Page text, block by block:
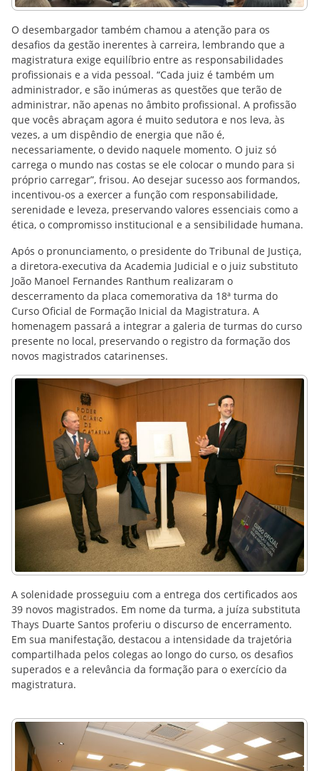
O desembargador também chamou a atenção para os
desafios da gestão inerentes à carreira, lembrando que a
magistratura exige equilíbrio entre as responsabilidades
profissionais e a vida pessoal. “Cada juiz é também um
administrador, e são inúmeras as questões que terão de
administrar, não apenas no âmbito profissional. A profissão
que vocês abraçam agora é muito sedutora e nos leva, às
vezes, a um dispêndio de energia que não é,
necessariamente, o devido naquele momento. O juiz só
carrega o mundo nas costas se ele colocar o mundo para si
próprio carregar”, frisou. Ao desejar sucesso aos formandos,
incentivou-os a exercer a função com responsabilidade,
serenidade e leveza, preservando valores essenciais como a
ética, o compromisso institucional e a sensibilidade humana.
Após o pronunciamento, o presidente do Tribunal de Justiça,
a diretora-executiva da Academia Judicial e o juiz substituto
João Manoel Fernandes Ranthum realizaram o
descerramento da placa comemorativa da 18ª turma do
Curso Oficial de Formação Inicial da Magistratura. A
homenagem passará a integrar a galeria de turmas do curso
presente no local, preservando o registro da formação dos
novos magistrados catarinenses.
A solenidade prosseguiu com a entrega dos certificados aos
39 novos magistrados. Em nome da turma, a juíza substituta
Thays Duarte Santos proferiu o discurso de encerramento.
Em sua manifestação, destacou a intensidade da trajetória
compartilhada pelos colegas ao longo do curso, os desafios
superados e a relevância da formação para o exercício da
magistratura.